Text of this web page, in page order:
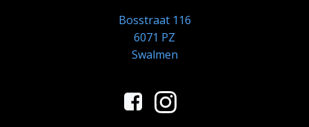
Bosstraat 116
6071 PZ
Swalmen